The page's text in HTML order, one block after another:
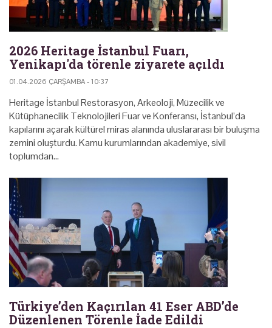
2026 Heritage İstanbul Fuarı,
Yenikapı'da törenle ziyarete açıldı
01.04.2026 ÇARŞAMBA - 10:37
Heritage İstanbul Restorasyon, Arkeoloji, Müzecilik ve
Kütüphanecilik Teknolojileri Fuar ve Konferansı, İstanbul’da
kapılarını açarak kültürel miras alanında uluslararası bir buluşma
zemini oluşturdu. Kamu kurumlarından akademiye, sivil
toplumdan…
Türkiye’den Kaçırılan 41 Eser ABD’de
Düzenlenen Törenle İade Edildi